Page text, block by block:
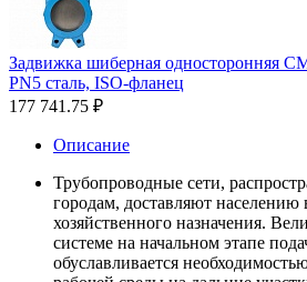
Задвижка шиберная односторонняя
PN5 сталь, ISO-фланец
177 741.75 ₽
Описание
Трубопроводные сети,
городам, доставляют населению
хозяйственного назначения.
системе на начальном этапе
обуславливается